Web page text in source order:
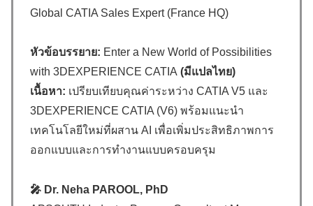
Global CATIA Sales Expert (France HQ)
หัวข้อบรรยาย: Enter a New World of Possibilities
with 3DEXPERIENCE CATIA (มีแปลไทย)
เนื้อหา: เปรียบเทียบคุณค่าระหว่าง CATIA V5 และ
3DEXPERIENCE CATIA (V6) พร้อมแนะนำ
เทคโนโลยีใหม่ที่ผสาน AI เพื่อเพิ่มประสิทธิภาพการ
ออกแบบและการทำงานแบบครอบครุม
🎤 Dr. Neha PAROOL, PhD